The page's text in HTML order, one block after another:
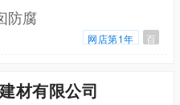
防腐
网店第1年 百
材有限公司